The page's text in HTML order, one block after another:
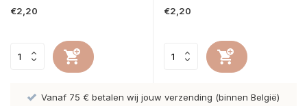
€2,20 €2,20
Vanaf 75 € betalen wij jouw verzending (binnen België)